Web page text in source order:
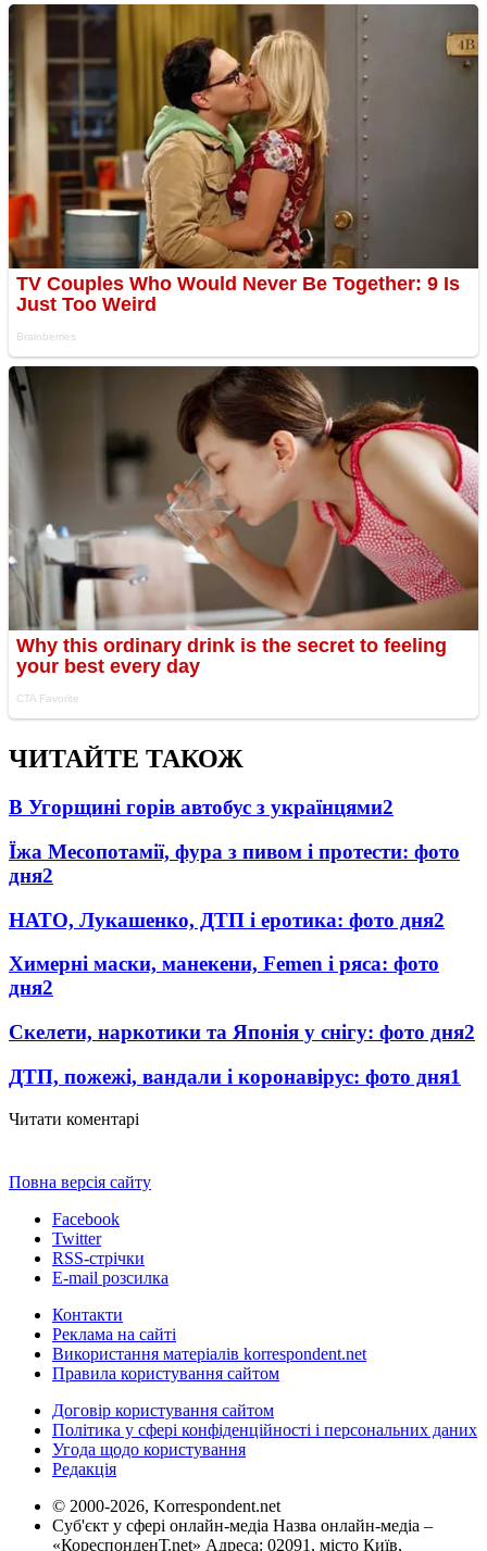
ЧИТАЙТЕ ТАКОЖ
В Угорщині горів автобус з українцями2
Їжа Месопотамії, фура з пивом і протести: фото
дня2
НАТО, Лукашенко, ДТП і еротика: фото дня2
Химерні маски, манекени, Femen і ряса: фото
дня2
Скелети, наркотики та Японія у снігу: фото дня2
ДТП, пожежі, вандали і коронавірус: фото дня1
Читати коментарі
Повна версія сайту
Facebook
Twitter
RSS-стрічки
E-mail розсилка
Контакти
Реклама на сайті
Використання матеріалів korrespondent.net
Правила користування сайтом
Договір користування сайтом
Політика у сфері конфіденційності і персональних даних
Угода щодо користування
Редакція
© 2000-2026, Korrespondent.net
Суб'єкт у сфері онлайн-медіа Назва онлайн-медіа –
«КореспонденТ.net» Адреса: 02091, місто Київ,